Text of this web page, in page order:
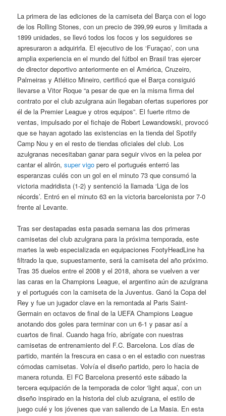
La primera de las ediciones de la camiseta del Barça con el logo
de los Rolling Stones, con un precio de 399,99 euros y limitada a
1899 unidades, se llevó todos los focos y los seguidores se
apresuraron a adquirirla. El ejecutivo de los ‘Furaçao’, con una
amplia experiencia en el mundo del fútbol en Brasil tras ejercer
de director deportivo anteriormente en el América, Cruzeiro,
Palmeiras y Atlético Mineiro, certificó que el Barça consiguió
llevarse a Vitor Roque “a pesar de que en la misma firma del
contrato por el club azulgrana aún llegaban ofertas superiores por
él de la Premier League y otros equipos”. El fuerte ritmo de
ventas, impulsado por el fichaje de Robert Lewandowski, provocó
que se hayan agotado las existencias en la tienda del Spotify
Camp Nou y en el resto de tiendas oficiales del club. Los
azulgranas necesitaban ganar para seguir vivos en la pelea por
cantar el alirón,super vigo pero el portugués enterró las
esperanzas culés con un gol en el minuto 73 que consumó la
victoria madridista (1-2) y sentenció la llamada ‘Liga de los
récords’. Entró en el minuto 63 en la victoria barcelonista por 7-0
frente al Levante.
Tras ser destapadas esta pasada semana las dos primeras
camisetas del club azulgrana para la próxima temporada, este
martes la web especializada en equipaciones FootyHeadLine ha
filtrado la que, supuestamente, será la camiseta del año próximo.
Tras 35 duelos entre el 2008 y el 2018, ahora se vuelven a ver
las caras en la Champions League, el argentino aún de azulgrana
y el portugués con la camiseta de la Juventus. Ganó la Copa del
Rey y fue un jugador clave en la remontada al Paris Saint-
Germain en octavos de final de la UEFA Champions League
anotando dos goles para terminar con un 6-1 y pasar así a
cuartos de final. Cuando haga frío, abrígate con nuestras
camisetas de entrenamiento del F.C. Barcelona. Los días de
partido, mantén la frescura en casa o en el estadio con nuestras
cómodas camisetas. Volvía el diseño partido, pero lo hacia de
manera rotunda. El FC Barcelona presentó este sábado la
tercera equipación de la temporada de color ‘light aqua’, con un
diseño inspirado en la historia del club azulgrana, el estilo de
juego culé y los jóvenes que van saliendo de La Masia. En esta